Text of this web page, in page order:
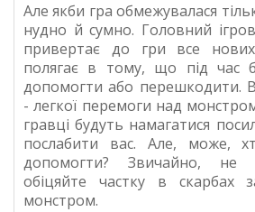
Але якби гра обмежувалася
нудно й сумно. Головний
привертає до гри все нових
полягає в тому, що під час
допомогти або перешкодити.
- легкої перемоги над
гравці будуть намагатися
послабити вас. Але, може,
допомогти? Звичайно, не
обіцяйте частку в скарбах
монстром.